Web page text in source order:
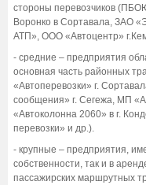
стороны перевозчиков
Воронко в Сортавала, ЗАО
АТП», ООО «Автоцентр»
- средние – предприятия
основная часть районных
«Автоперевозки» г.
сообщения» г. Сегежа, МП
«Автоколонна 2060» в г.
перевозки» и др.).
- крупные – предприятия,
собственности, так и в
пассажирских маршрутных